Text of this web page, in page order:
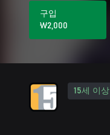
구입
₩2,000
15세 이상